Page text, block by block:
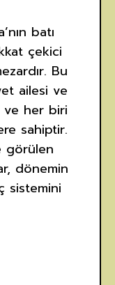
batı
çekici
Bu
ailesi ve
ve her biri
sahiptir.
görülen
dönemin
sistemini